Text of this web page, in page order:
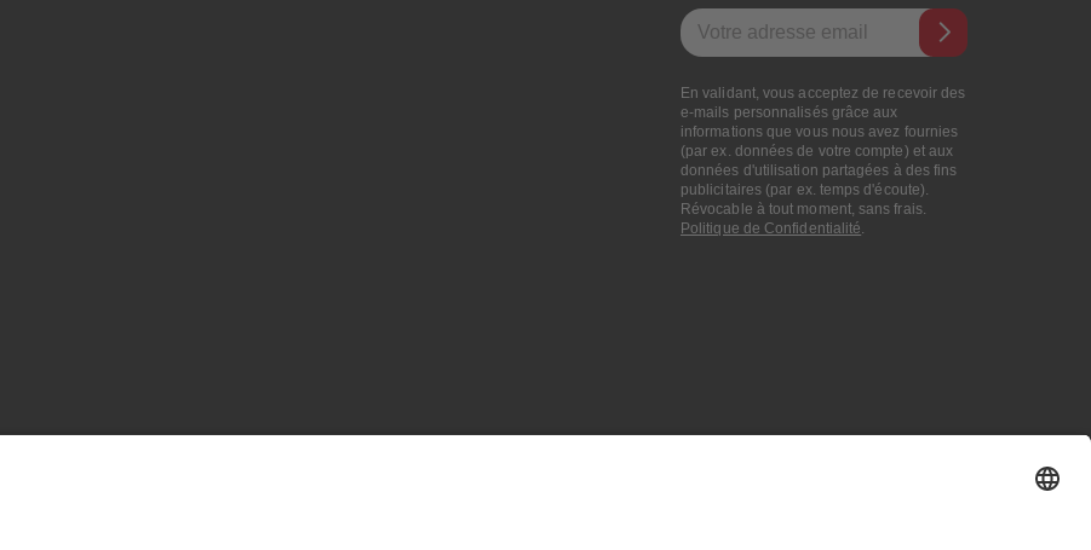
Adresse e-mail
En validant, vous acceptez de recevoir des
e-mails personnalisés grâce aux
informations que vous nous avez fournies
(par ex. données de votre compte) et aux
données d'utilisation partagées à des fins
publicitaires (par ex. temps d'écoute).
Révocable à tout moment, sans frais.
Politique de Confidentialité